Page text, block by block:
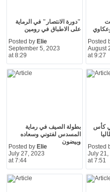
"دورة الانتصار" في الرماية
على الاطباق في رومين
Posted by Elie
September 5, 2023
at 8:29
Posted
August
at 9:27
بطولة الصيف في رماية
المسدس لفتوني وسعاده
وبيضون
Posted by Elie
July 27, 2023
at 7:44
كأس
Posted
July 21,
at 7:51